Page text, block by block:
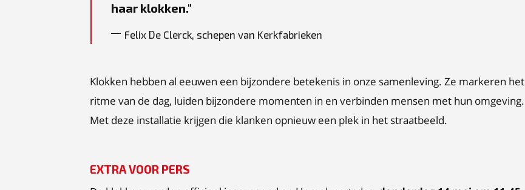
haar klokken.
Felix De Clerck, schepen van Kerkfabrieken
Klokken hebben al eeuwen een bijzondere betekenis in onze samenleving. Ze markeren het
ritme van de dag, luiden bijzondere momenten in en verbinden mensen met hun omgeving.
Met deze installatie krijgen die klanken opnieuw een plek in het straatbeeld.
EXTRA VOOR PERS